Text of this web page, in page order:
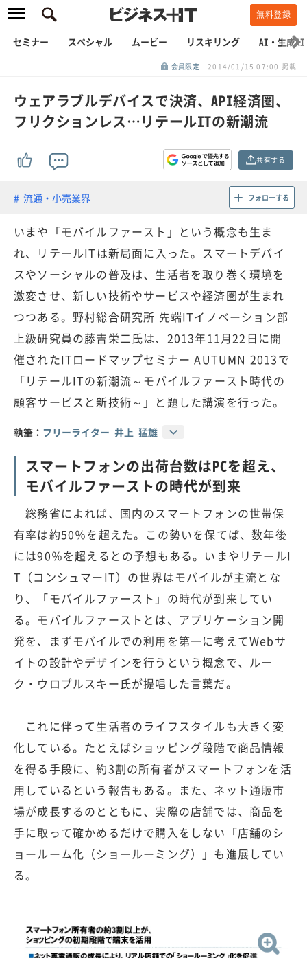
無料登録
セミナー スペシャル ムービー リスキリング AI・生成AI
会員限定 2014/01/15 07:00 掲載
ウェアラブルデバイスで決済、API経済圏、
フリクションレス…リテールITの新潮流
共有する
流通・小売業界 フォローする
いまや「モバイルファースト」という概念も生ま
れ、リテールITは新局面に入った。スマートデバイ
スやソーシャルの普及は、生活者を取り巻く環境を
激変させ、新しい技術やサービスや経済圏が生まれ
つつある。野村総合研究所 先端ITイノベーション部
上級研究員の藤吉栄二氏は、2013年11月22日に開
催されたITロードマップセミナー AUTUMN 2013で
「リテールITの新潮流～モバイルファースト時代の
顧客サービスと新技術～」と題した講演を行った。
執筆： フリーライター 井上 猛雄
スマートフォンの出荷台数はPCを超え、
モバイルファーストの時代が到来
総務省によれば、国内のスマートフォンの世帯保
有率は約50％を超えた。この勢いを保てば、数年後
には90％を超えるとの予想もある。いまやリテールI
T（コンシュマーIT）の世界はモバイルが主流とな
り、「モバイルファースト」の時代が到来してい
る。モバイルファーストとは、アプリケーション開
発を、まずモバイルでの利用を第一に考えてWebサ
イトの設計やデザインを行うという概念で、ルー
ク・ウロブルスキー氏が提唱した言葉だ。
これに伴って生活者のライフスタイルも大きく変
化している。たとえばショッピング段階で商品情報
を得る手段に、約3割の所有者がスマートフォンを活
用しているという報告もある。また、ネット通販市
場が成長するのとともに、実際の店舗では、商品を
手に取って確かめるだけで購入をしない「店舗のシ
ョールーム化（ショールーミング）」も進展してい
る。